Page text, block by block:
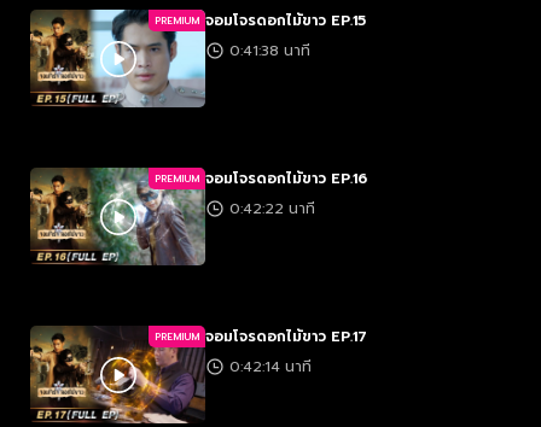
PREMIUM จอมโจรดอกไม้ขาว EP.15
0:41:38 นาที
PREMIUM จอมโจรดอกไม้ขาว EP.16
0:42:22 นาที
PREMIUM จอมโจรดอกไม้ขาว EP.17
0:42:14 นาที